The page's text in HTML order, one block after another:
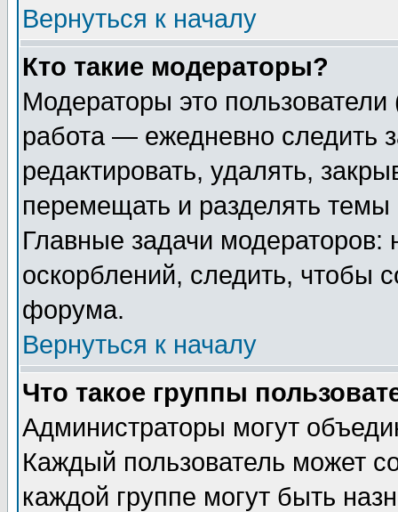
Вернуться к началу
Кто такие модераторы?
Модераторы это
работа — ежедневно следить
редактировать, удалять,
перемещать и разделять
Главные задачи
оскорблений, следить, чтобы
форума.
Вернуться к началу
Что такое группы
Администраторы могут
Каждый пользователь может
каждой группе могут быть